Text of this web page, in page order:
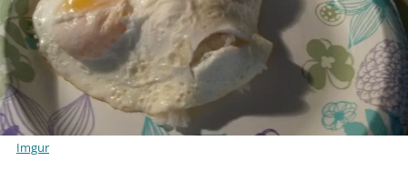
Imgur